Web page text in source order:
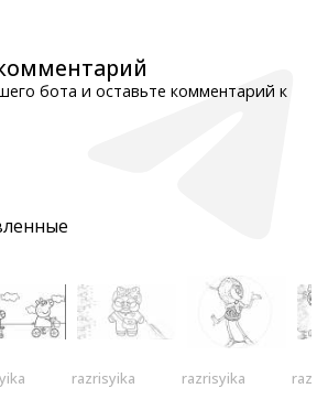
бота и оставьте комментарий к
razrisyika razrisyika